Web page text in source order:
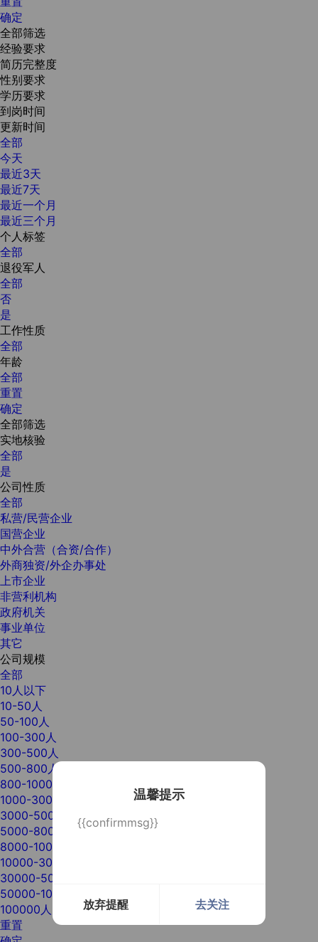
温馨提示
{{confirmmsg}}
放弃提醒 去关注
确定
全部筛选
经验要求
简历完整度
性别要求
学历要求
到岗时间
更新时间
全部
今天
最近3天
最近7天
最近一个月
最近三个月
个人标签
全部
退役军人
全部
否
是
工作性质
全部
年龄
全部
重置
确定
全部筛选
实地核验
全部
是
公司性质
全部
私营/民营企业
国营企业
中外合营（合资/合作）
外商独资/外企办事处
上市企业
非营利机构
政府机关
事业单位
其它
公司规模
全部
10人以下
10-50人
50-100人
100-300人
300-500人
500-800人
800-1000人
1000-3000人
3000-5000人
5000-8000人
8000-10000人
10000-30000人
30000-50000人
50000-100000人
100000人以上
重置